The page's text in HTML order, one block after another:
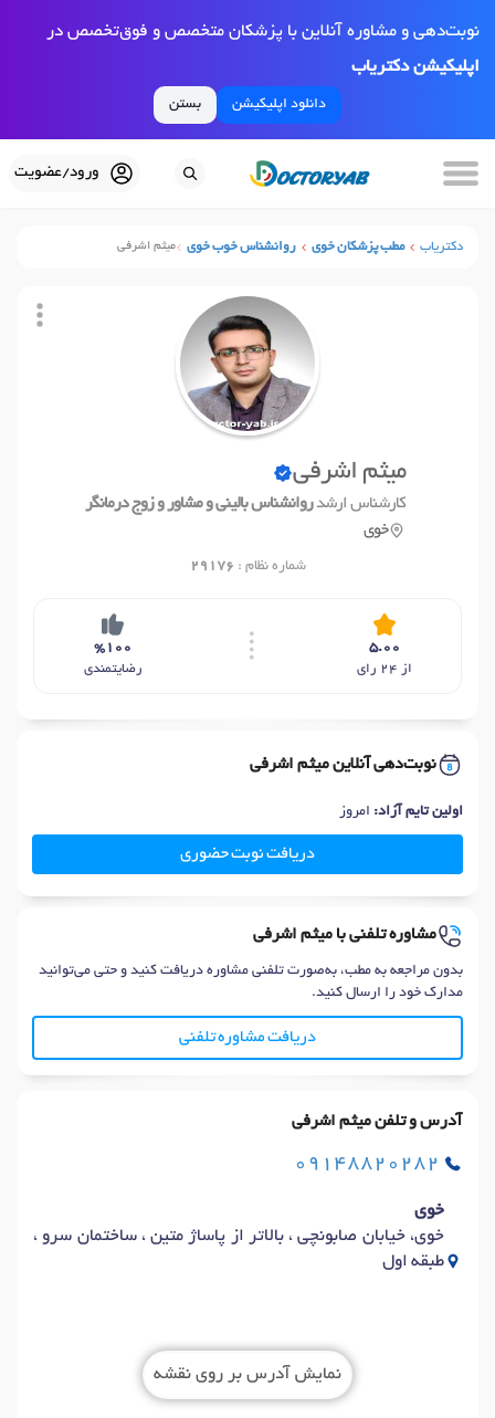
نوبت‌دهی و مشاوره آنلاین با پزشکان متخصص و فوق‌تخصص در
اپلیکیشن دکتریاب
دانلود اپلیکیشن بستن
ورود/عضویت
دکتریاب مطب پزشکان خوی روانشناس خوب خوی میثم اشرفی
میثم اشرفی
کارشناس ارشدروانشناس بالینی و مشاور و زوج درمانگر
خوی
شماره نظام : 29176
5.00
از 24 رای
%100
رضایتمندی
نوبت‌دهی آنلاین میثم اشرفی
اولین تایم آزاد: امروز
دریافت نوبت حضوری
مشاوره تلفنی با میثم اشرفی
بدون مراجعه به مطب، به‌صورت تلفنی مشاوره دریافت کنید و حتی می‌توانید
مدارک خود را ارسال کنید.
دریافت مشاوره تلفنی
آدرس و تلفن میثم اشرفی
09148820282
خوی
خوی، خیابان صابونچی ، بالاتر از پاساژ متین ، ساختمان سرو ،
طبقه اول
نمایش آدرس بر روی نقشه